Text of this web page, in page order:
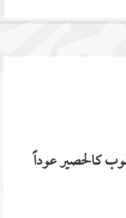
كالحصير عوداً